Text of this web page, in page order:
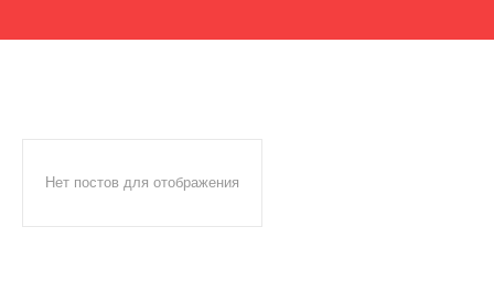
Нет постов для отображения